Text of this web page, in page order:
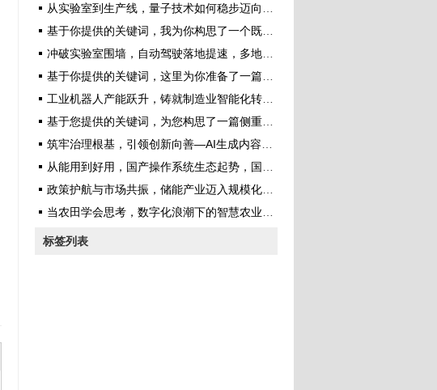
从实验室到生产线，量子技术如何稳步迈向产业化新纪元
基于你提供的关键词，我为你构思了一个既体现新闻性又具有深度的标题，并完成了一篇完整的文章
冲破实验室围墙，自动驾驶落地提速，多地开放更多道路测试场景构建真实考场
基于你提供的关键词，这里为你准备了一篇深度分析文章
工业机器人产能跃升，铸就制造业智能化转型的钢铁脊梁
基于您提供的关键词，为您构思了一篇侧重于产业分析与能源转型的深度文章
筑牢治理根基，引领创新向善—AI生成内容监管持续强化 规范行业健康发展
从能用到好用，国产操作系统生态起势，国产化替代步入快车道
政策护航与市场共振，储能产业迈入规模化发展黄金期
当农田学会思考，数字化浪潮下的智慧农业革命
标签列表